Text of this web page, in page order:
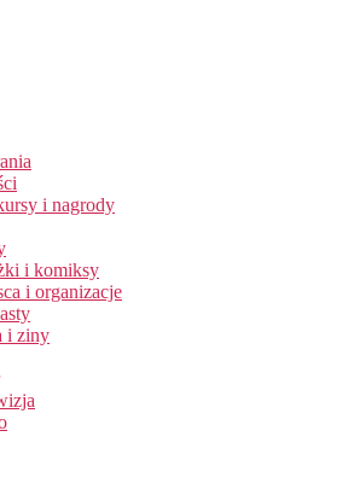
i nagrody
i komiksy
i organizacje
i ziny